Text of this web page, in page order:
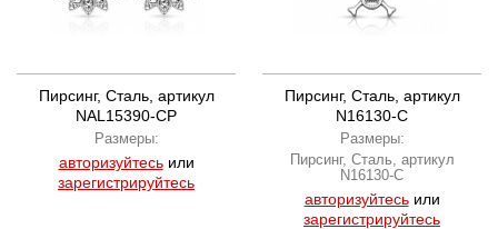
Пирсинг, Сталь, артикул
NAL15390-CP
Размеры:
авторизуйтесьили
зарегистрируйтесь
Пирсинг, Сталь, артикул
N16130-C
Размеры:
Пирсинг, Сталь, артикул
N16130-C
авторизуйтесьили
зарегистрируйтесь